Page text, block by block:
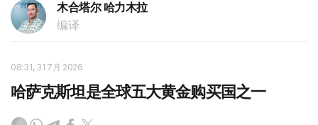
木合塔尔 哈力木拉
编译
08:31, 31 7月 2026
哈萨克斯坦是全球五大黄金购买国之一